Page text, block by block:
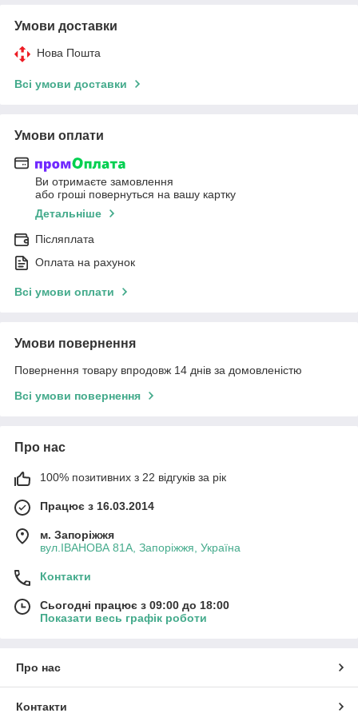
Умови доставки
Нова Пошта
Всі умови доставки
Умови оплати
Ви отримаєте замовлення
або гроші повернуться на вашу картку
Детальніше
Післяплата
Оплата на рахунок
Всі умови оплати
Умови повернення
Повернення товару впродовж 14 днів за домовленістю
Всі умови повернення
Про нас
100% позитивних з 22 відгуків за рік
Працює з 16.03.2014
м. Запоріжжя
вул.ІВАНОВА 81А, Запоріжжя, Україна
Контакти
Сьогодні працює з 09:00 до 18:00
Показати весь графік роботи
Про нас
Контакти